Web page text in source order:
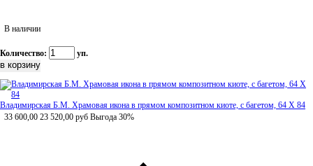
В наличии
Количество: уп.
Владимирская Б.М. Храмовая икона в прямом композитном киоте, с багетом, 64 Х 84
33 600,00 23 520,00 руб Выгода 30%